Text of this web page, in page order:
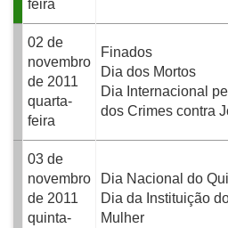
feira
02 de
novembro
de 2011
quarta-
feira
Finados
Dia dos Mortos
Dia Internacional
dos Crimes contra
03 de
novembro
de 2011
quinta-
Dia Nacional do
Dia da Instituição
Mulher